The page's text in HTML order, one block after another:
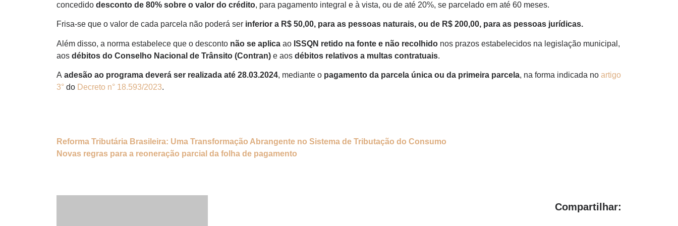
concedido desconto de 80% sobre o valor do crédito, para pagamento integral e à vista, ou de até 20%, se parcelado em até 60 meses.
Frisa-se que o valor de cada parcela não poderá ser inferior a R$ 50,00, para as pessoas naturais, ou de R$ 200,00, para as pessoas jurídicas.
Além disso, a norma estabelece que o desconto não se aplica ao ISSQN retido na fonte e não recolhido nos prazos estabelecidos na legislação municipal,
aos débitos do Conselho Nacional de Trânsito (Contran) e aos débitos relativos a multas contratuais.
A adesão ao programa deverá ser realizada até 28.03.2024, mediante o pagamento da parcela única ou da primeira parcela, na forma indicada no artigo
3° do Decreto n° 18.593/2023.
Reforma Tributária Brasileira: Uma Transformação Abrangente no Sistema de Tributação do Consumo
Novas regras para a reoneração parcial da folha de pagamento
Compartilhar: